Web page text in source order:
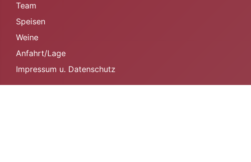
Team
Speisen
Weine
Anfahrt/Lage
Impressum u. Datenschutz